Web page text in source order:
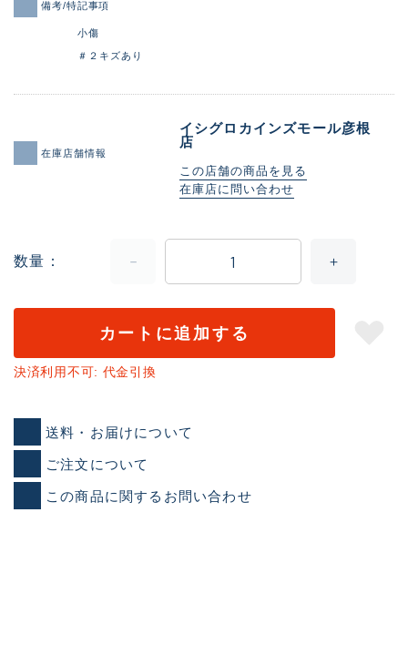
備考/特記事項
小傷
＃２キズあり
在庫店舗情報
イシグロカインズモール彦根
店
この店舗の商品を見る
在庫店に問い合わせ
数量
カートに追加する
決済利用不可: 代金引換
送料・お届けについて
ご注文について
この商品に関するお問い合わせ